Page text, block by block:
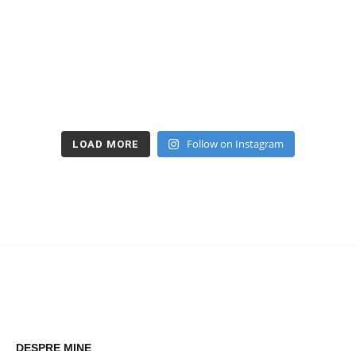
LOAD MORE Follow on Instagram
DESPRE MINE